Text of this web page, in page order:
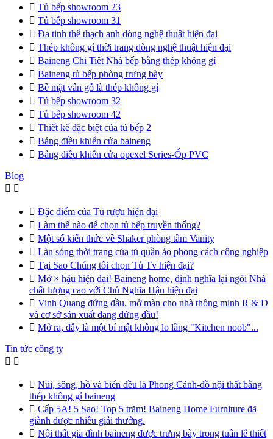
 Tủ bếp showroom 23
 Tủ bếp showroom 31
 Đa tinh thể thạch anh dòng nghệ thuật hiện đại
 Thép không gỉ thời trang dòng nghệ thuật hiện đại
 Baineng Chi Tiết Nhà bếp bằng thép không gỉ
 Baineng tủ bếp phòng trưng bày
 Bề mặt vân gỗ là thép không gỉ
 Tủ bếp showroom 32
 Tủ bếp showroom 42
 Thiết kế đặc biệt của tủ bếp 2
 Bảng điều khiển cửa baineng
 Bảng điều khiển cửa opexel Series-Ốp PVC
Blog
 
 Đặc điểm của Tủ rượu hiện đại
 Làm thế nào để chọn tủ bếp truyền thống?
 Một số kiến thức về Shaker phòng tắm Vanity
 Làn sóng thời trang của tủ quần áo phong cách công nghiệp
 Tại Sao Chúng tôi chọn Tủ Tv hiện đại?
 Mở × hậu hiện đại! Baineng home, định nghĩa lại ngôi Nhà
chất lượng cao với Chủ Nghĩa Hậu hiện đại
 Vinh Quang đứng đầu, mở màn cho nhà thông minh R & D
và cơ sở sản xuất đang đứng đầu!
 Mở ra, đây là một bí mật không lo lắng "Kitchen noob"...
Tin tức công ty
 
 Núi, sông, hồ và biển đều là Phong Cảnh-đồ nội thất bằng
thép không gỉ baineng
 Cấp 5A! 5 Sao! Top 5 trăm! Baineng Home Furniture đã
giành được nhiều giải thưởng.
 Nội thất gia đình baineng được trưng bày trong tuần lễ thiết